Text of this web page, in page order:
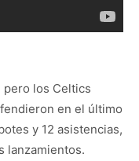
pero los Celtics
en el último
y 12 asistencias,
lanzamientos.